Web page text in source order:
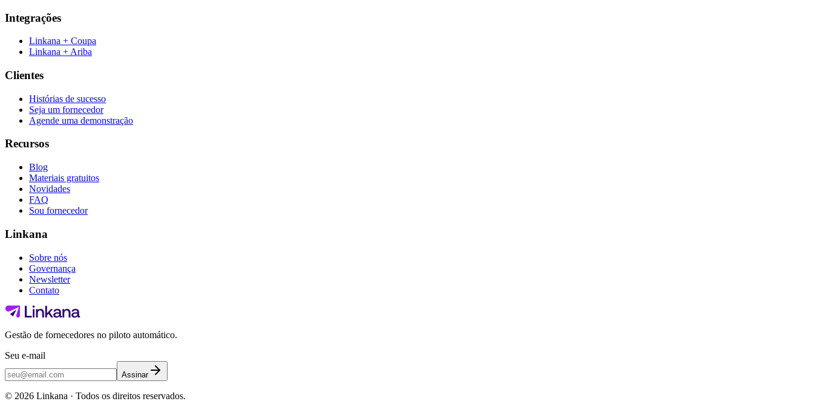
Integrações
Linkana + Coupa
Linkana + Ariba
Clientes
Histórias de sucesso
Seja um fornecedor
Agende uma demonstração
Recursos
Blog
Materiais gratuitos
Novidades
FAQ
Sou fornecedor
Linkana
Sobre nós
Governança
Newsletter
Contato
Gestão de fornecedores no piloto automático.
Seu e-mail
Assinar
© 2026 Linkana · Todos os direitos reservados.